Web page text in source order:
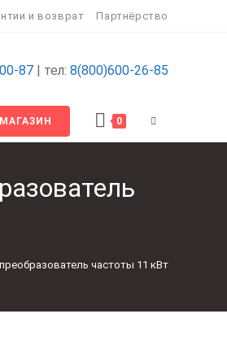
и возврат Партнёрство
87 | тел: 8(800)600-26-85
0
частоты 11 кВт